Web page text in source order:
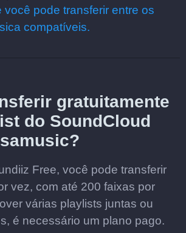
você pode transferir entre os
compatíveis.
gratuitamente
do SoundCloud
Free, você pode transferir
vez, com até 200 faixas por
várias playlists juntas ou
é necessário um plano pago.